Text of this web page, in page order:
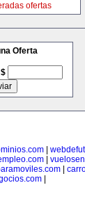
ofertas
Oferta
|
|